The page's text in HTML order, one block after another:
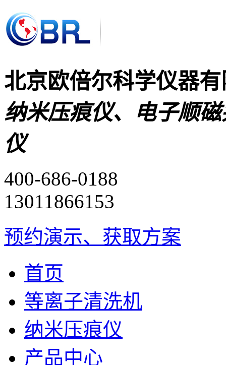
北京欧倍尔科学仪器
纳米压痕仪、电子顺
仪
400-686-0188
13011866153
预约演示、获取方案
首页
等离子清洗机
纳米压痕仪
产品中心